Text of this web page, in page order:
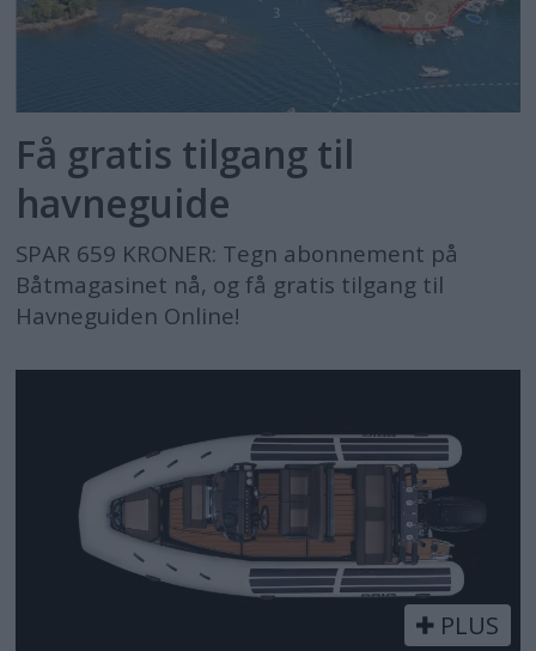
Få gratis tilgang til
havneguide
SPAR 659 KRONER: Tegn abonnement på
Båtmagasinet nå, og få gratis tilgang til
Havneguiden Online!
PLUS